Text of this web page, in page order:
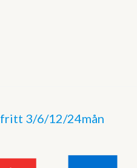
3/6/12/24mån